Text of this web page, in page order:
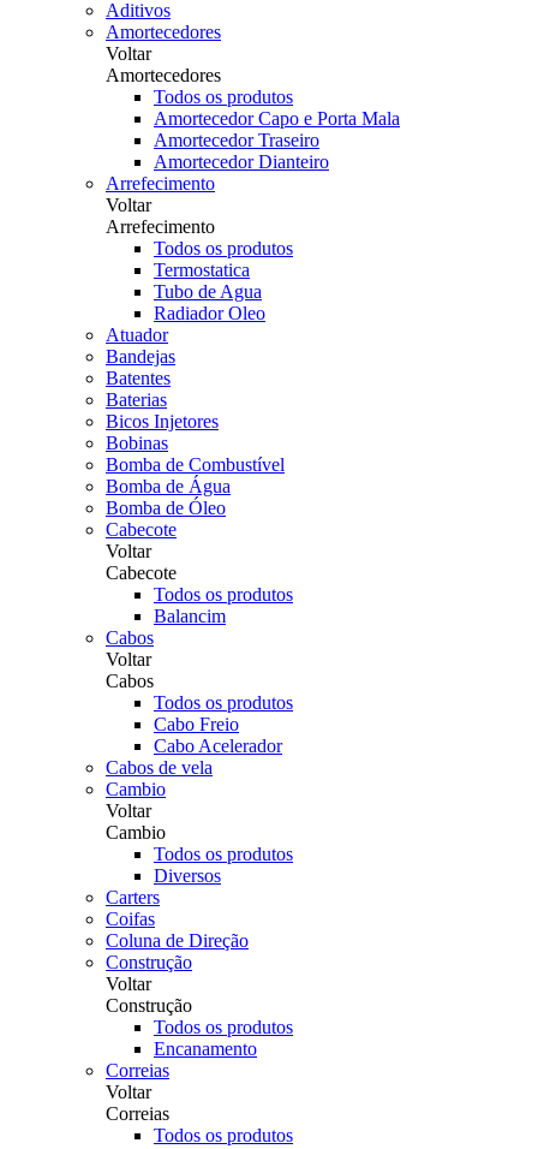
Aditivos
Amortecedores
Voltar
Amortecedores
Todos os produtos
Amortecedor Capo e Porta Mala
Amortecedor Traseiro
Amortecedor Dianteiro
Arrefecimento
Voltar
Arrefecimento
Todos os produtos
Termostatica
Tubo de Agua
Radiador Oleo
Atuador
Bandejas
Batentes
Baterias
Bicos Injetores
Bobinas
Bomba de Combustível
Bomba de Água
Bomba de Óleo
Cabecote
Voltar
Cabecote
Todos os produtos
Balancim
Cabos
Voltar
Cabos
Todos os produtos
Cabo Freio
Cabo Acelerador
Cabos de vela
Cambio
Voltar
Cambio
Todos os produtos
Diversos
Carters
Coifas
Coluna de Direção
Construção
Voltar
Construção
Todos os produtos
Encanamento
Correias
Voltar
Correias
Todos os produtos